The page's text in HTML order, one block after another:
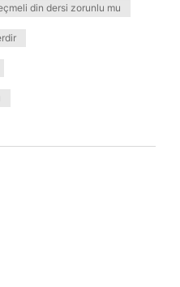
din dersi zorunlu mu